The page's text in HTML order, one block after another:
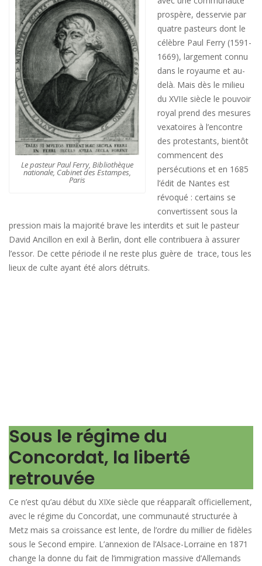
Le pasteur Paul Ferry, Bibliothèque
nationale, Cabinet des Estampes,
Paris
prospère, desservie par
quatre pasteurs dont le
célèbre Paul Ferry (1591-
1669), largement connu
dans le royaume et au-
delà. Mais dès le milieu
du XVIIe siècle le pouvoir
royal prend des mesures
vexatoires à l’encontre
des protestants, bientôt
commencent des
persécutions et en 1685
l’édit de Nantes est
révoqué : certains se
convertissent sous la
pression mais la majorité brave les interdits et suit le pasteur
David Ancillon en exil à Berlin, dont elle contribuera à assurer
l’essor. De cette période il ne reste plus guère de trace, tous les
lieux de culte ayant été alors détruits.
Sous le régime du
Concordat, la liberté
retrouvée
Ce n’est qu’au début du XIXe siècle que réapparaît officiellement,
avec le régime du Concordat, une communauté structurée à
Metz mais sa croissance est lente, de l’ordre du millier de fidèles
sous le Second empire. L’annexion de l’Alsace-Lorraine en 1871
change la donne du fait de l’immigration massive d’Allemands